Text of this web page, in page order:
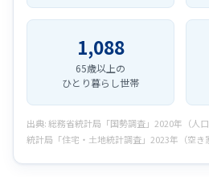
1,088
65歳以上の
ひとり暮らし世帯
出典: 総務省統計局「国勢調査」2020年（人
統計局「住宅・土地統計調査」2023年（空き